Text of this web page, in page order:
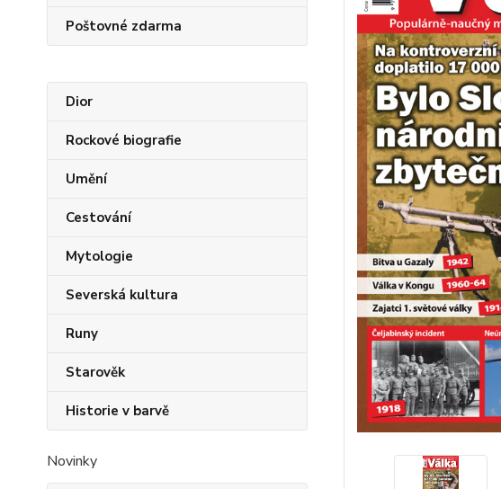
Poštovné zdarma
Dior
Rockové biografie
Umění
Cestování
Mytologie
Severská kultura
Runy
Starověk
Historie v barvě
Novinky